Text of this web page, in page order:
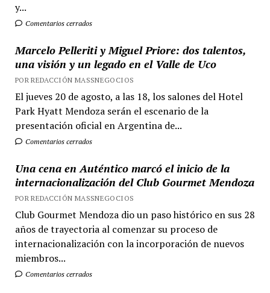
y...
Comentarios cerrados
Marcelo Pelleriti y Miguel Priore: dos talentos,
una visión y un legado en el Valle de Uco
POR REDACCIÓN MASSNEGOCIOS
El jueves 20 de agosto, a las 18, los salones del Hotel
Park Hyatt Mendoza serán el escenario de la
presentación oficial en Argentina de...
Comentarios cerrados
Una cena en Auténtico marcó el inicio de la
internacionalización del Club Gourmet Mendoza
POR REDACCIÓN MASSNEGOCIOS
Club Gourmet Mendoza dio un paso histórico en sus 28
años de trayectoria al comenzar su proceso de
internacionalización con la incorporación de nuevos
miembros...
Comentarios cerrados